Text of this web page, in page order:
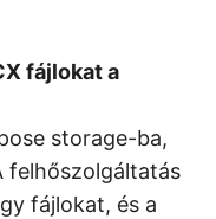
fájlokat a
storage-ba,
felhőszolgáltatás
fájlokat, és a